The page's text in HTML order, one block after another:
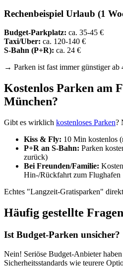
Rechenbeispiel Urlaub (1
Budget-Parkplatz: ca. 35-45 €
Taxi/Uber: ca. 120-140 €
S-Bahn (P+R): ca. 24 €
→ Parken ist fast immer günstiger ab
Kostenlos Parken am
München?
Gibt es wirklich kostenloses Parken?
Kiss & Fly: 10 Min kostenlos
P+R an S-Bahn: Parken
zurück)
Bei Freunden/Familie:
Hin-/Rückfahrt zum Flughafen
Echtes "Langzeit-Gratisparken"
Häufig gestellte Fragen
Ist Budget-Parken unsicher?
Nein! Seriöse Budget-Anbieter haben
Sicherheitsstandards wie teurere